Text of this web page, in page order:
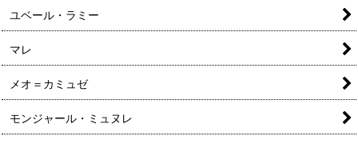
ユベール・ラミー
マレ
メオ＝カミュゼ
モンジャール・ミュヌレ